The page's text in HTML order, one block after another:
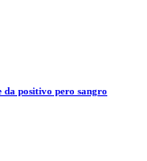
da positivo pero sangro